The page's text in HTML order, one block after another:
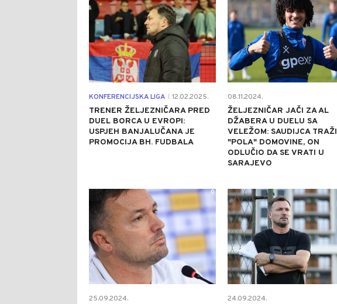
KONFERENCIJSKA LIGA 12.02.2025.
TRENER ŽELJEZNIČARA PRED
DUEL BORCA U EVROPI:
USPJEH BANJALUČANA JE
PROMOCIJA BH. FUDBALA
08.11.2024.
ŽELJEZNIČAR JAČI ZA AL
DŽABERA U DUELU SA
VELEŽOM: SAUDIJCA TRAŽI
"POLA" DOMOVINE, ON
ODLUČIO DA SE VRATI U
SARAJEVO
25.09.2024.
0
24.09.2024.